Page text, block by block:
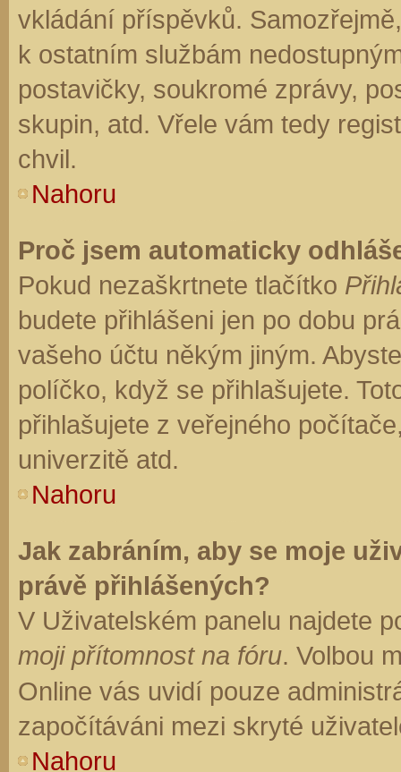
vkládání příspěvků.
k ostatním službám
postavičky, soukromé zprávy,
skupin, atd. Vřele vám tedy
chvil.
Nahoru
Proč jsem automaticky
Pokud nezaškrtnete tlačítko
budete přihlášeni jen po dobu
vašeho účtu někým jiným.
políčko, když se přihlašujete.
přihlašujete z veřejného
univerzitě atd.
Nahoru
Jak zabráním, aby se moje
právě přihlášených?
V Uživatelském panelu najdete
moji přítomnost na fóru. Volbou
Online vás uvidí pouze
započítáváni mezi skryté
Nahoru